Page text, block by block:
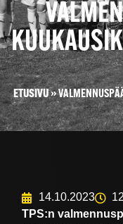
ETUSIVU»
14.10.2023
TPS:n